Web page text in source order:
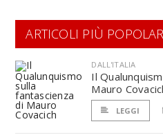
ARTICOLI PIÙ
DALL'ITALIA
Il
Mauro
LEGGI